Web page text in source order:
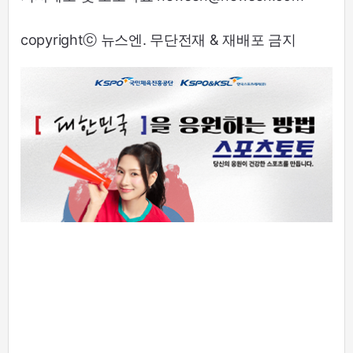
copyrightⓒ 뉴스엔. 무단전재 & 재배포 금지